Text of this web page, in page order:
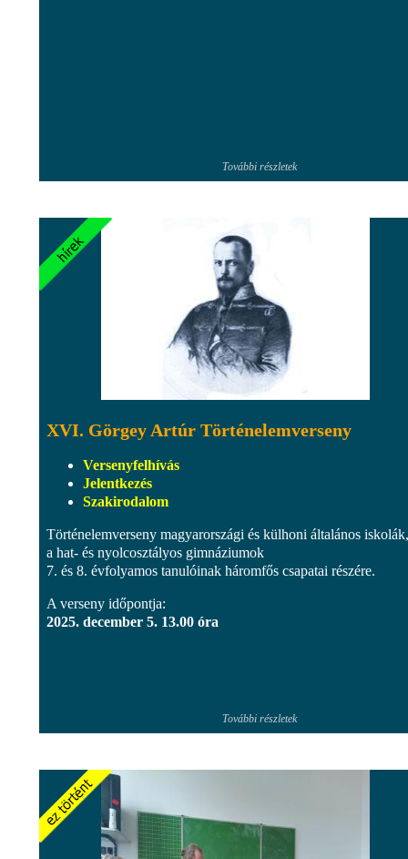
További részletek
XVI. Görgey Artúr Történelemverseny
Versenyfelhívás
Jelentkezés
Szakirodalom
Történelemverseny magyarországi és külhoni általános
a hat- és nyolcosztályos gimnáziumok
7. és 8. évfolyamos tanulóinak háromfős csapatai részére.
A verseny időpontja:
2025. december 5. 13.00 óra
További részletek